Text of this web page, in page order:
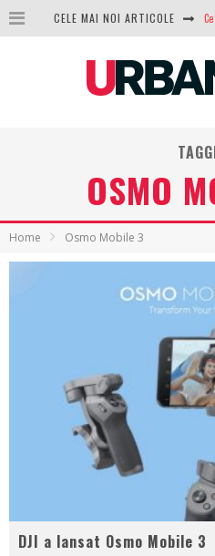
CELE MAI NOI ARTICOLE
OSMO
Home Osmo Mobile 3
DJI a lansat Osmo Mobile 3